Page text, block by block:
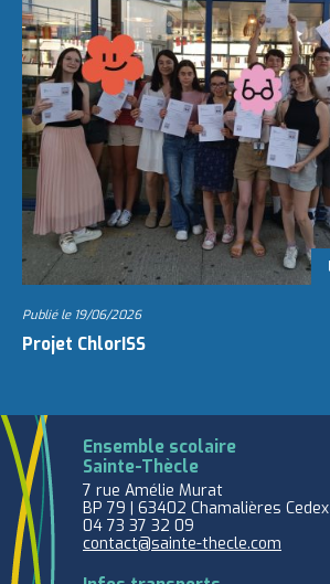
Publié le 19/06/2026
Projet ChlorISS
Ensemble scolaire
Sainte-Thècle
7 rue Amélie Murat
BP 79 | 63402 Chamalières Cedex
04 73 37 32 09
contact@sainte-thecle.com